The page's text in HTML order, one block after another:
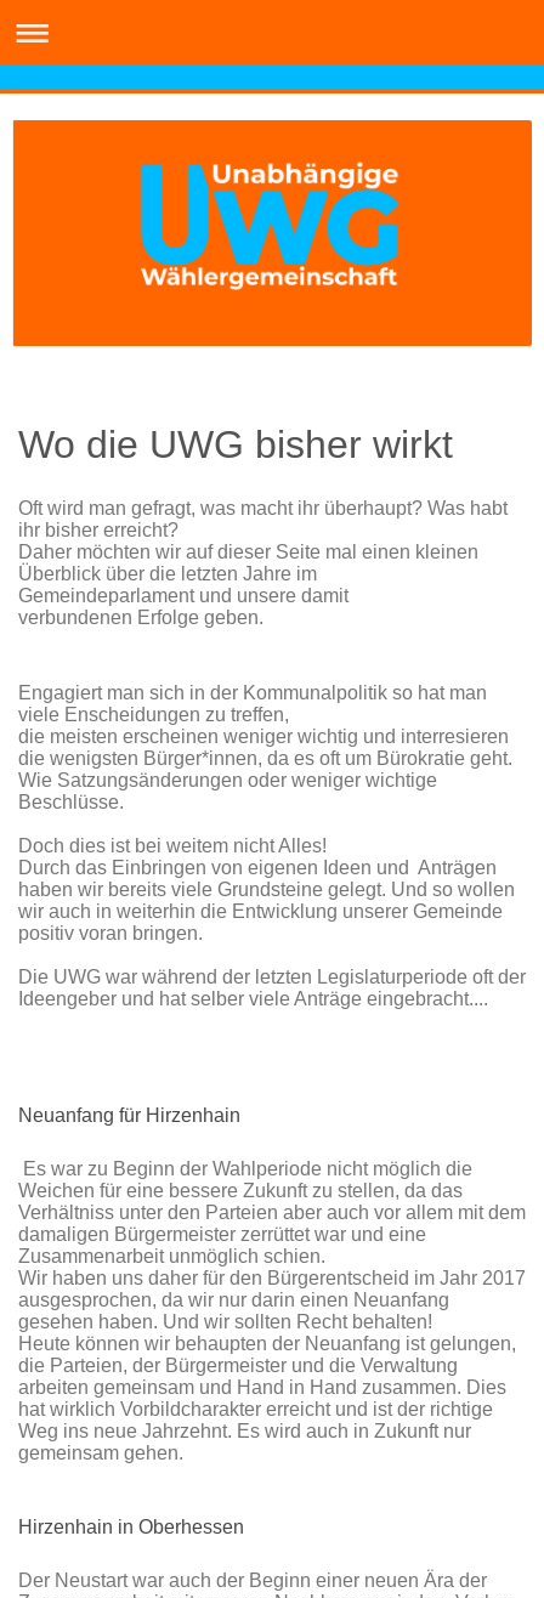
Wo die UWG bisher wirkt
Oft wird man gefragt, was macht ihr überhaupt? Was habt
ihr bisher erreicht?
Daher möchten wir auf dieser Seite mal einen kleinen
Überblick über die letzten Jahre im
Gemeindeparlament und unsere damit
verbundenen Erfolge geben.
Engagiert man sich in der Kommunalpolitik so hat man
viele Enscheidungen zu treffen,
die meisten erscheinen weniger wichtig und interresieren
die wenigsten Bürger*innen, da es oft um Bürokratie geht.
Wie Satzungsänderungen oder weniger wichtige
Beschlüsse.
Doch dies ist bei weitem nicht Alles!
Durch das Einbringen von eigenen Ideen und Anträgen
haben wir bereits viele Grundsteine gelegt. Und so wollen
wir auch in weiterhin die Entwicklung unserer Gemeinde
positiv voran bringen.
Die UWG war während der letzten Legislaturperiode oft der
Ideengeber und hat selber viele Anträge eingebracht....
Neuanfang für Hirzenhain
Es war zu Beginn der Wahlperiode nicht möglich die
Weichen für eine bessere Zukunft zu stellen, da das
Verhältniss unter den Parteien aber auch vor allem mit dem
damaligen Bürgermeister zerrüttet war und eine
Zusammenarbeit unmöglich schien.
Wir haben uns daher für den Bürgerentscheid im Jahr 2017
ausgesprochen, da wir nur darin einen Neuanfang
gesehen haben. Und wir sollten Recht behalten!
Heute können wir behaupten der Neuanfang ist gelungen,
die Parteien, der Bürgermeister und die Verwaltung
arbeiten gemeinsam und Hand in Hand zusammen. Dies
hat wirklich Vorbildcharakter erreicht und ist der richtige
Weg ins neue Jahrzehnt. Es wird auch in Zukunft nur
gemeinsam gehen.
Hirzenhain in Oberhessen
Der Neustart war auch der Beginn einer neuen Ära der